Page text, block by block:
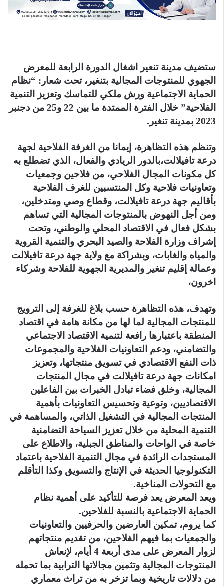
ستضيف مدينة تنعير اشغال الدورة الرابعة للمعرض
الجهوي للمنتوجات المجالية بتنغير، تحت شعار: “نظام
الحماية الاجتماعية ورش ملكي للتماسك وتعزيز التنمية
الفلاحية” خلال الفترة الممتدة ما بين 22 و25 من دجنبر
2023 بمدينة تنغير.
وتنظم هذه التظاهرة، إيمانا من الغرفة الفلاحية لجهة
درعة تافيلالت،بالدور الريادي والفعال، الذي تضطلع به
كل مكونات المجال الفلاحي، من فلاحين وجمعيات
وتعاونيات فلاحية وكل المنتسبين للغرف الفلاحية
بأقاليم جهة درعة تافيلالت، وقطاع وصي ومتدخلين،
ومن أجل النهوض بالمنتوجات المجالية التي تساهم
بشكل فعال في الاقتصاد المحلي والوطني، وتحت
إشراف وزارة الفلاحة والصيد البحري والتنمية القروية
والمياه والغابات، وبشراكة مع ولاية جهة درعة تافيلالت
وعمالة إقليم تنغير والمديرية الجهوية للفلاحة وشركاء
اخرون،
وتهدف، هذه التظاهرة حسب بلاغ للغرفة إلى الترويج
للمنتجات المجالية لما لها من مكانة هامة في اقتصاد
المنطقة باعتبارها رافعة لتنمية الاقتصاد الاجتماعي
والتضامني، ودعم التعاونيات الفلاحية والمجموعات
ذات النفع الاقتصادي في تسويق منتجاتها، وتعزيز
امكانات جهة درعة تافيلالت في مجال المنتجات
المجالية، وخلق فضاء تبادل الخبرات بين الفاعلين
الاقتصاديين، وتوعية وتحسيس التعاونيات بأهمية
المنتجات المجالية في التشغيل الذاتي، والمساهمة في
التنمية المحلية من خلال تعزيز السياحة التضامنية
خاصة في الواحات والمناطق الجبلية، والاطلاع على
المستجدات الرائدة في مجال التنمية الفلاحية باعتماد
التكنولوجيا الحديثة في الإنتاج والتسويق وكذا التأقلم
مع التحولات المناخية.
ويعد المعرض يعد فرصة للتأكيد على أهمية نظام
الحماية الاجتماعية بالنسبة للفلاحين.
كما يروم، تمكين العارضين والحرفيين والتعاونيات
والجمعيات بما فيهم الفلاحين، من تقديم منتجاتهم
لزوار المعرض على مدى أربعة 4 أيام، لإنعاش
المنتوجات المجالية وتثمين مجالاتها الترابية بما تحمله
من دلالات تاريخية وبما تزخر به من تراث معماري